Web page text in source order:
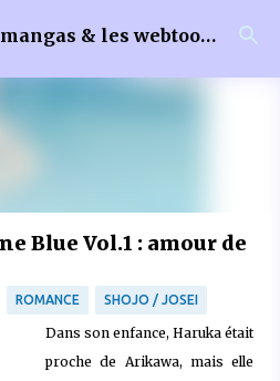
contenu principal Conseils sur les mangas & les webtoons
Blue Vol.1 : amour de
ROMANCE SHOJO / JOSEI
Dans son enfance, Haruka était
proche de Arikawa, mais elle